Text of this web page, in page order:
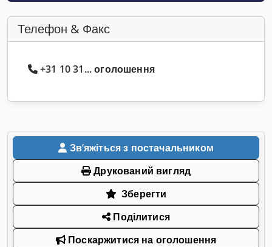
Телефон & Факс
+31 10 31... оголошення
Звʼяжіться з постачальником
Друкований вигляд
Зберегти
Поділитися
Поскаржитися на оголошення